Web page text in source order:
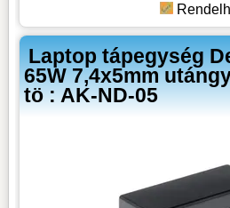
Laptop tápegység
65W 7,4x5mm
tö : AK-ND-05